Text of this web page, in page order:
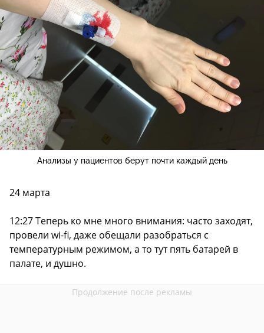
Анализы у пациентов берут почти каждый день
24 марта
12:27 Теперь ко мне много внимания: часто заходят,
провели wi-fi, даже обещали разобраться с
температурным режимом, а то тут пять батарей в
палате, и душно.